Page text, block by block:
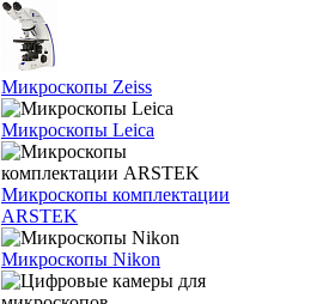
Микроскопы Zeiss
Микроскопы Leica
Микроскопы комплектации
ARSTEK
Микроскопы Nikon